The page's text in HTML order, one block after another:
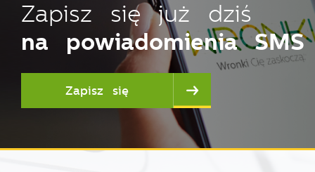
Zapisz się już dziś
na powiadomienia SMS
Zapisz się